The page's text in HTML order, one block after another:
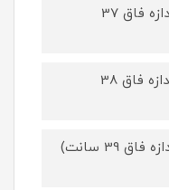
(اندازه عرض کمر 36 سانت - اندازه فاق 37
(اندازه عرض کمر 38 سانت - اندازه فاق 38
(اندازه عرض کمر 40 سانت - اندازه فاق 39 سانت)